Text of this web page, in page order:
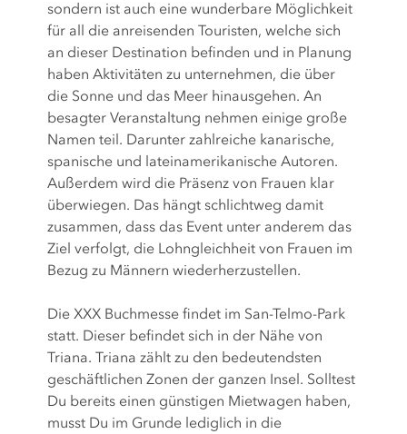
sondern ist auch eine wunderbare Möglichkeit
für all die anreisenden Touristen, welche sich
an dieser Destination befinden und in Planung
haben Aktivitäten zu unternehmen, die über
die Sonne und das Meer hinausgehen. An
besagter Veranstaltung nehmen einige große
Namen teil. Darunter zahlreiche kanarische,
spanische und lateinamerikanische Autoren.
Außerdem wird die Präsenz von Frauen klar
überwiegen. Das hängt schlichtweg damit
zusammen, dass das Event unter anderem das
Ziel verfolgt, die Lohngleichheit von Frauen im
Bezug zu Männern wiederherzustellen.
Die XXX Buchmesse findet im San-Telmo-Park
statt. Dieser befindet sich in der Nähe von
Triana. Triana zählt zu den bedeutendsten
geschäftlichen Zonen der ganzen Insel. Solltest
Du bereits einen günstigen Mietwagen haben,
musst Du im Grunde lediglich in die